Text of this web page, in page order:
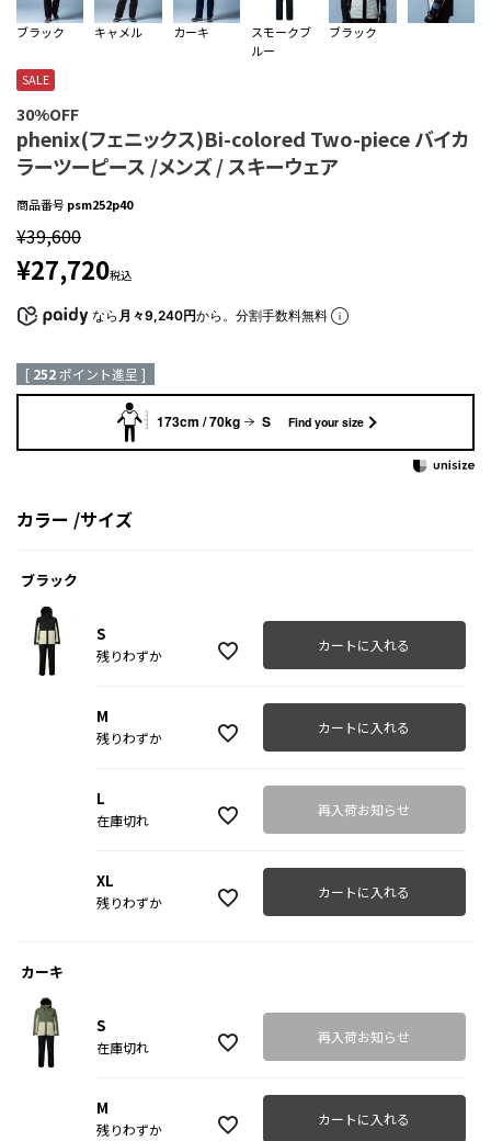
ブラック キャメル カーキ
スモークブ
ルー
ブラック
SALE
30%OFF
phenix(フェニックス)Bi-colored Two-piece バイカ
ラーツーピース /メンズ / スキーウェア
商品番号 psm252p40
¥39,600
¥27,720税込
なら 月々9,240円から。分割手数料無料
[ 252ポイント進呈 ]
173cm / 70kg S Find your size
カラー サイズ
ブラック
S
残りわずか
カートに入れる
M
残りわずか
カートに入れる
L
在庫切れ
再入荷お知らせ
XL
残りわずか
カートに入れる
カーキ
S
在庫切れ
再入荷お知らせ
M
残りわずか
カートに入れる